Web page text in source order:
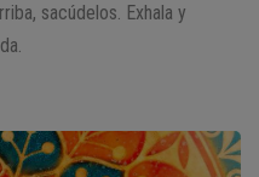
sacúdelos. Exhala y